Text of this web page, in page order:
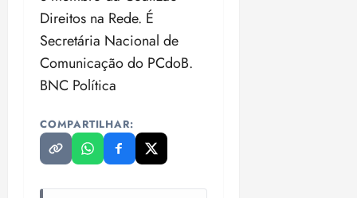
Direitos na Rede. É
Secretária Nacional de
Comunicação do PCdoB.
BNC Política
COMPARTILHAR: